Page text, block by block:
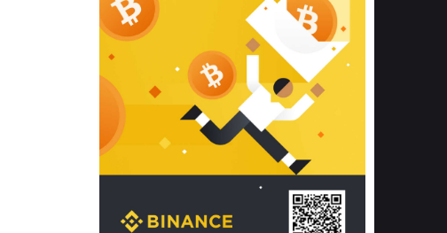
thêm các nghiên cứu khoa học về tác
động của giấc ngủ và môi trường
phòng ngủ đối với sức khỏe con
người tại Sleep Foundation (External
Link) để có cái nhìn toàn diện hơn.
2. Các tiêu chí vàng khi lựa chọn
chăn ga gối đệm cao cấp cho phòng
ngủ
Để sở hữu một bộ chăn ga gối đệm
cao cấp hoàn hảo cả về thẩm mỹ lẫn
công năng, người tiêu dùng cần cân
nhắc kỹ lưỡng các tiêu chí quan trọng